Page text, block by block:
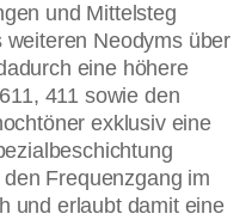
und Mittelsteg
Neodyms über
eine höhere
411 sowie den
exklusiv eine
Frequenzgang im
und erlaubt damit eine